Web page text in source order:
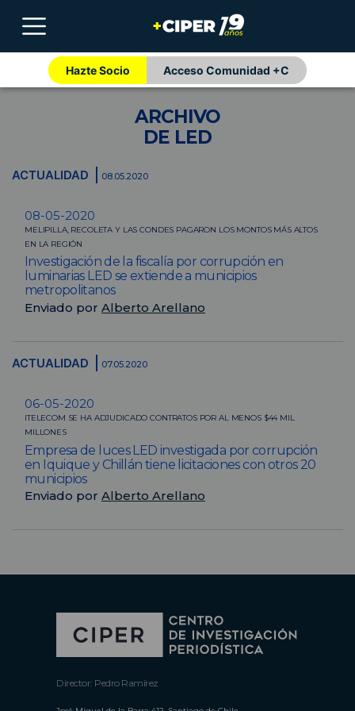
Hazte Socio Acceso Comunidad +C
ARCHIVO
DE LED
ACTUALIDAD 08.05.2020
08-05-2020
MELIPILLA, RECOLETA Y LAS CONDES PAGARON LOS MONTOS MÁS ALTOS
EN LA REGIÓN
Investigación de la fiscalía por corrupción en
luminarias LED se extiende a municipios
metropolitanos
Enviado por Alberto Arellano
ACTUALIDAD 07.05.2020
06-05-2020
ITELECOM SE HA ADJUDICADO CONTRATOS POR AL MENOS $44 MIL
MILLONES
Empresa de luces LED investigada por corrupción
en Iquique y Chillán tiene licitaciones con otros 20
municipios
Enviado por Alberto Arellano
Director: Pedro Ramírez